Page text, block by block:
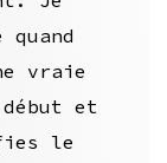
quand
vraie
et
le